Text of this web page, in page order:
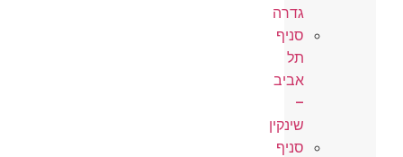
גדרה
סניף
תל
אביב
–
שינקין
סניף